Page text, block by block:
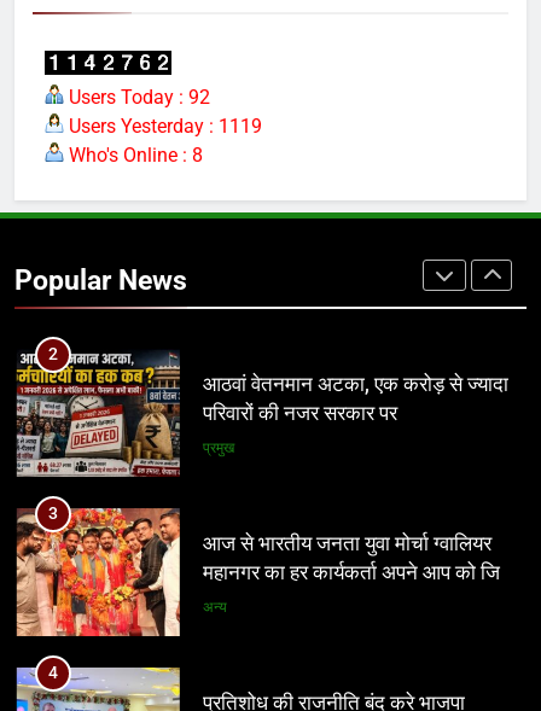
Users Today : 92
Users Yesterday : 1119
Who's Online : 8
Popular News
सबसे बड़ा सवाल—योगी पर पड़ेगा असर?
नई दिल्ली
आठवां वेतनमान अटका, एक करोड़ से ज्यादा
3
आज से भारतीय जनता युवा मोर्चा ग्वालियर
महानगर का हर कार्यकर्ता अपने आप को जिला
अध्यक्ष समझे – शिवम रानू राजावत
अन्य
4
प्रतिशोध की राजनीति बंद करे भाजपा
सरकार, कांग्रेस अन्याय के खिलाफ निर्णायक
संघर्ष करेगी
मध्य प्रदेश
5
पर्यटन क्विज प्रतियोगिता में 117 विद्यालयों